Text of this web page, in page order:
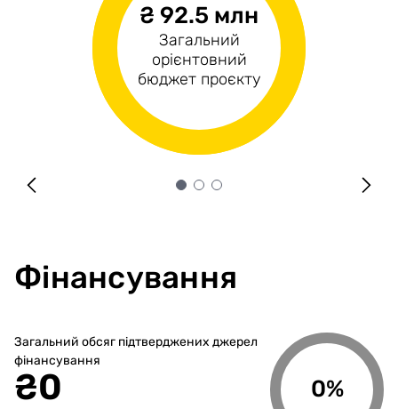
₴ 92.5 млн
Загальний
орієнтовний
бюджет проєкту
₴67.9 млн
Капітальні витрати
₴24.6 млн
Операційні
витрати
Фінансування
Загальний обсяг підтверджених джерел
фінансування
₴0 0%